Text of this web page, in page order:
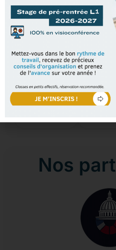
Nos
Taux de réussite en
91%
pour les étudiants
Taux de
38
pour les
en
Nos